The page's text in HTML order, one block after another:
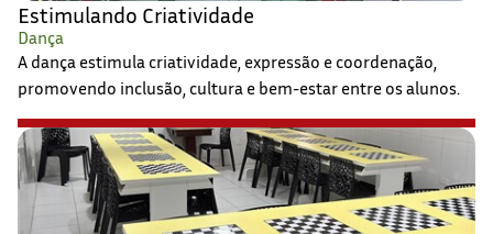
Estimulando Criatividade
Dança
A dança estimula criatividade, expressão e coordenação,
promovendo inclusão, cultura e bem-estar entre os alunos.